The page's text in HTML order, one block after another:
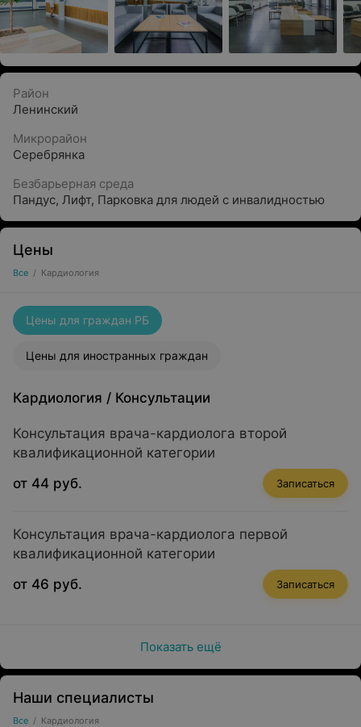
Район
Ленинский
Микрорайон
Серебрянка
Безбарьерная среда
Пандус, Лифт, Парковка для людей с инвалидностью
Цены
Все / Кардиология
Цены для граждан РБ
Цены для иностранных граждан
Кардиология / Консультации
Консультация врача-кардиолога второй
квалификационной категории
от 44 руб.
Записаться
Консультация врача-кардиолога первой
квалификационной категории
от 46 руб.
Записаться
Показать ещё
Наши специалисты
Все / Кардиология